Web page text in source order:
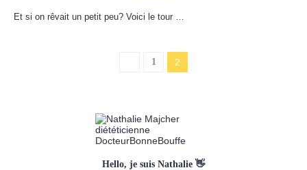
Et si on rêvait un petit peu? Voici le tour …
1 2
Hello, je suis Nathalie 👋